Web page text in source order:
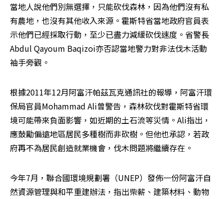
當地人說他們別無選擇，只能砍伐森林，因為他們沒有私
有農地，也沒有其他收入來源。霍斯特省當地政府官員表
示他們已經採取行動，至少已盡力減緩砍伐速度。省警長
Abdul Qayoum Baqizoi亦否認當地警力對非法伐木活動
袖手旁觀。
根據2011年12月阿富汗帕茲瓦克通訊社的報導，阿富汗環
保局官員Mohammad Ali曾警告，森林砍伐對霍斯特省環
境可能帶來負面影響，如近期的土石流等災情。Ali指出，
應鼓勵偏遠地區居民多種樹而非砍樹。但他也承認，若政
府再不為居民創造就業機會，伐木問題將繼續存在。
今年7月，聯合國環境規劃署（UNEP）發佈一份阿富汗自
然資源管理與和平重建辦法，指出柴薪、建築材料、動物